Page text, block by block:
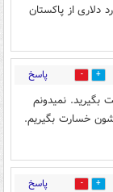
یه غاز ول کنیین جریمه ۲۰ میلیارد دلاری از پاکستان
2 پاسخ
جماعت بگیرید. نمیدونم
خسارت بگیریم.
2 پاسخ